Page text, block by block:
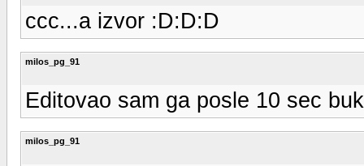
ccc...a izvor :D:D:D
milos_pg_91
Editovao sam ga posle 10 sec
milos_pg_91